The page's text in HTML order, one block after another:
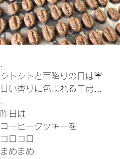
シトシトと雨降りの日は☔️
甘い香りに包まれる工房…
昨日は
コーヒークッキーを
コロコロ
まめまめ